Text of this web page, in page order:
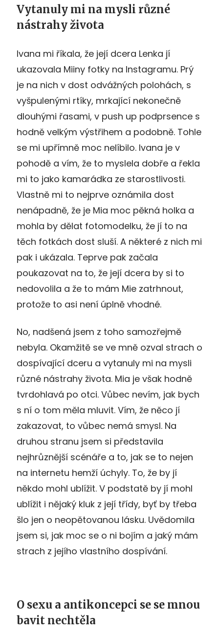
Vytanuly mi na mysli různé
nástrahy života
Ivana mi říkala, že její dcera Lenka jí
ukazovala Miiny fotky na Instagramu. Prý
je na nich v dost odvážných polohách, s
vyšpulenými rtíky, mrkající nekonečně
dlouhými řasami, v push up podprsence s
hodně velkým výstřihem a podobně. Tohle
se mi upřímně moc nelíbilo. Ivana je v
pohodě a vím, že to myslela dobře a řekla
mi to jako kamarádka ze starostlivosti.
Vlastně mi to nejprve oznámila dost
nenápadně, že je Mia moc pěkná holka a
mohla by dělat fotomodelku, že jí to na
těch fotkách dost sluší. A některé z nich mi
pak i ukázala. Teprve pak začala
poukazovat na to, že její dcera by si to
nedovolila a že to mám Mie zatrhnout,
protože to asi není úplně vhodné.
No, nadšená jsem z toho samozřejmě
nebyla. Okamžitě se ve mně ozval strach o
dospívající dceru a vytanuly mi na mysli
různé nástrahy života. Mia je však hodně
tvrdohlavá po otci. Vůbec nevím, jak bych
s ní o tom měla mluvit. Vím, že něco jí
zakazovat, to vůbec nemá smysl. Na
druhou stranu jsem si představila
nejhrůznější scénáře a to, jak se to nejen
na internetu hemží úchyly. To, že by jí
někdo mohl ublížit. V podstatě by jí mohl
ublížit i nějaký kluk z její třídy, byť by třeba
šlo jen o neopětovanou lásku. Uvědomila
jsem si, jak moc se o ni bojím a jaký mám
strach z jejího vlastního dospívání.
O sexu a antikoncepci se se mnou
bavit nechtěla